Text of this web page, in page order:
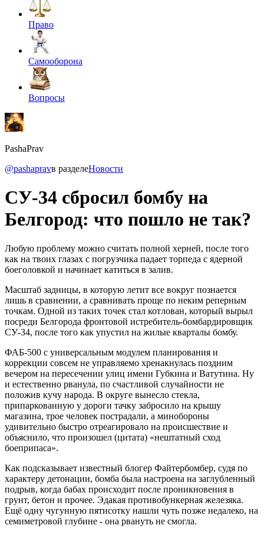
Право
Самооборона
Вопросы
PashaPrav
@pashapravв разделеНовости
СУ-34 сбросил бомбу на
Белгород: что пошло не так?
Любую проблему можно считать полной херней, после того
как на твоих глазах с погрузчика падает торпеда с ядерной
боеголовкой и начинает катиться в залив.
Масштаб задницы, в которую летит все вокруг познается
лишь в сравнении, а сравнивать проще по неким реперным
точкам. Одной из таких точек стал котлован, который вырыл
посреди Белгорода фронтовой истребитель-бомбардировщик
СУ-34, после того как упустил на жилые кварталы бомбу.
ФАБ-500 с универсальным модулем планирования и
коррекции совсем не управляемо хренакнулась поздним
вечером на пересечении улиц имени Губкина и Ватутина. Ну
и естественно рванула, по счастливой случайности не
положив кучу народа. В округе вынесло стекла,
припаркованную у дороги тачку забросило на крышу
магазина, трое человек пострадали, а минобороны
удивительно быстро отреагировало на происшествие и
объяснило, что произошел (цитата) «нештатный сход
боеприпаса».
Как подсказывает известный блогер Файтербомбер, судя по
характеру детонации, бомба была настроена на заглубленный
подрыв, когда бабах происходит после проникновения в
грунт, бетон и прочее. Эдакая противобункерная железяка.
Ещё одну чугунную пятисотку нашли чуть позже недалеко, на
семиметровой глубине - она рвануть не смогла.